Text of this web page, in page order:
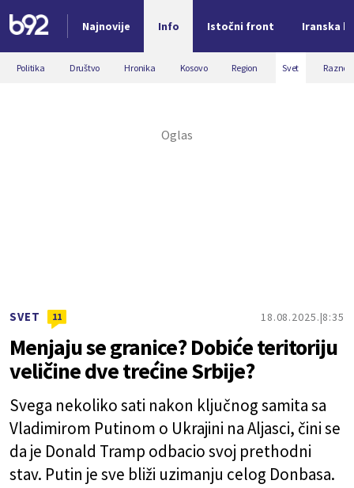
Najnovije Info Istočni front Iranska
Nova vest
Politika Društvo Hronika Kosovo Region Svet Razno
SVET 11 18.08.2025. 8:35
Menjaju se granice? Dobiće teritoriju
veličine dve trećine Srbije?
Svega nekoliko sati nakon ključnog samita sa
Vladimirom Putinom o Ukrajini na Aljasci, čini se
da je Donald Tramp odbacio svoj prethodni
stav. Putin je sve bliži uzimanju celog Donbasa.